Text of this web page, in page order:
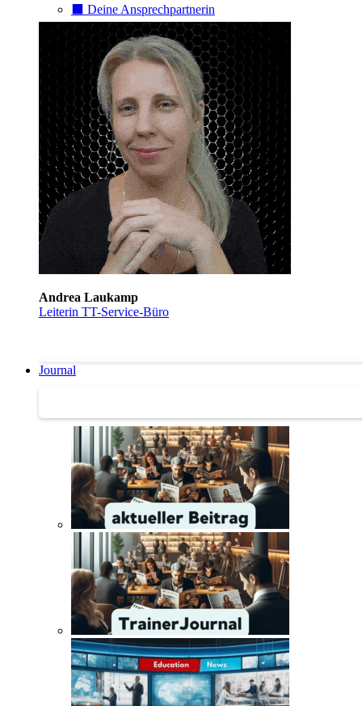
⬛️ Deine Ansprechpartnerin
Andrea Laukamp
Leiterin TT-Service-Büro
Journal